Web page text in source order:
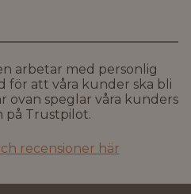
arbetar med personlig
för att våra kunder ska bli
ovan speglar våra kunders
på Trustpilot.
recensioner här